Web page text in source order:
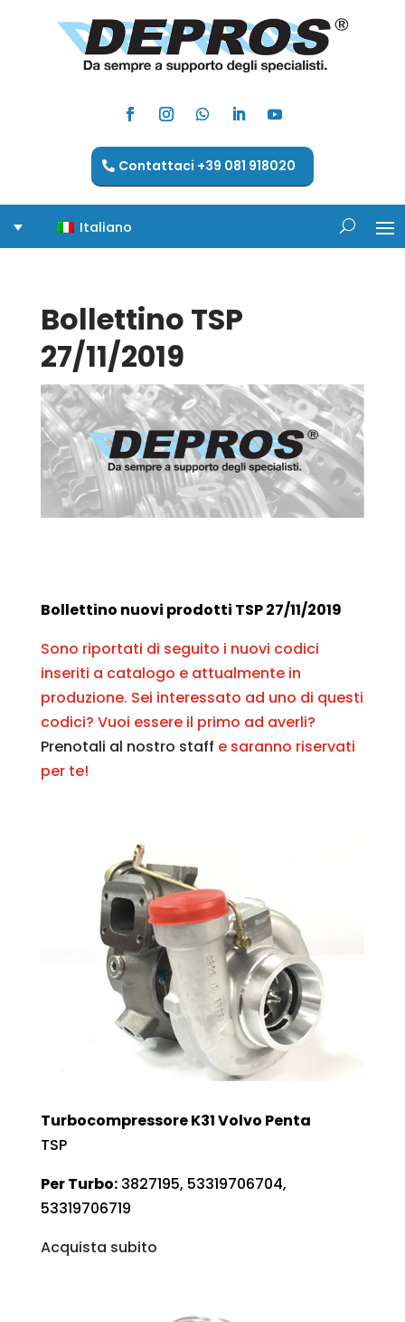
Contattaci +39 081 918020
Italiano
Bollettino TSP
27/11/2019
Bollettino nuovi prodotti TSP 27/11/2019
Sono riportati di seguito i nuovi codici
inseriti a catalogo e attualmente in
produzione. Sei interessato ad uno di questi
codici? Vuoi essere il primo ad averli?
Prenotali al nostro staff e saranno riservati
per te!
Turbocompressore K31 Volvo Penta
TSP
Per Turbo:3827195, 53319706704,
53319706719
Acquista subito